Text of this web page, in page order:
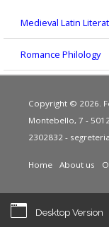
Medieval Latin
Romance Philology
Copyright © 2026.
Montebello, 7 -
2302832 -
Home About us
Desktop Version